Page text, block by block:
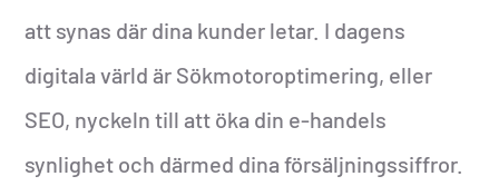
att synas där dina kunder letar. I dagens
digitala värld är Sökmotoroptimering, eller
SEO, nyckeln till att öka din e-handels
synlighet och därmed dina försäljningssiffror.